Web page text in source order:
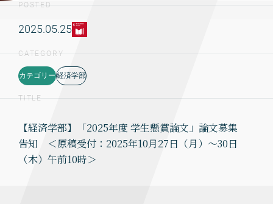
POSTED
2025.05.25
CATEGORY
カテゴリー 経済学部
TITLE
【経済学部】「2025年度 学生懸賞論文」論文募集
告知 ＜原稿受付：2025年10月27日（月）～30日
（木）午前10時＞